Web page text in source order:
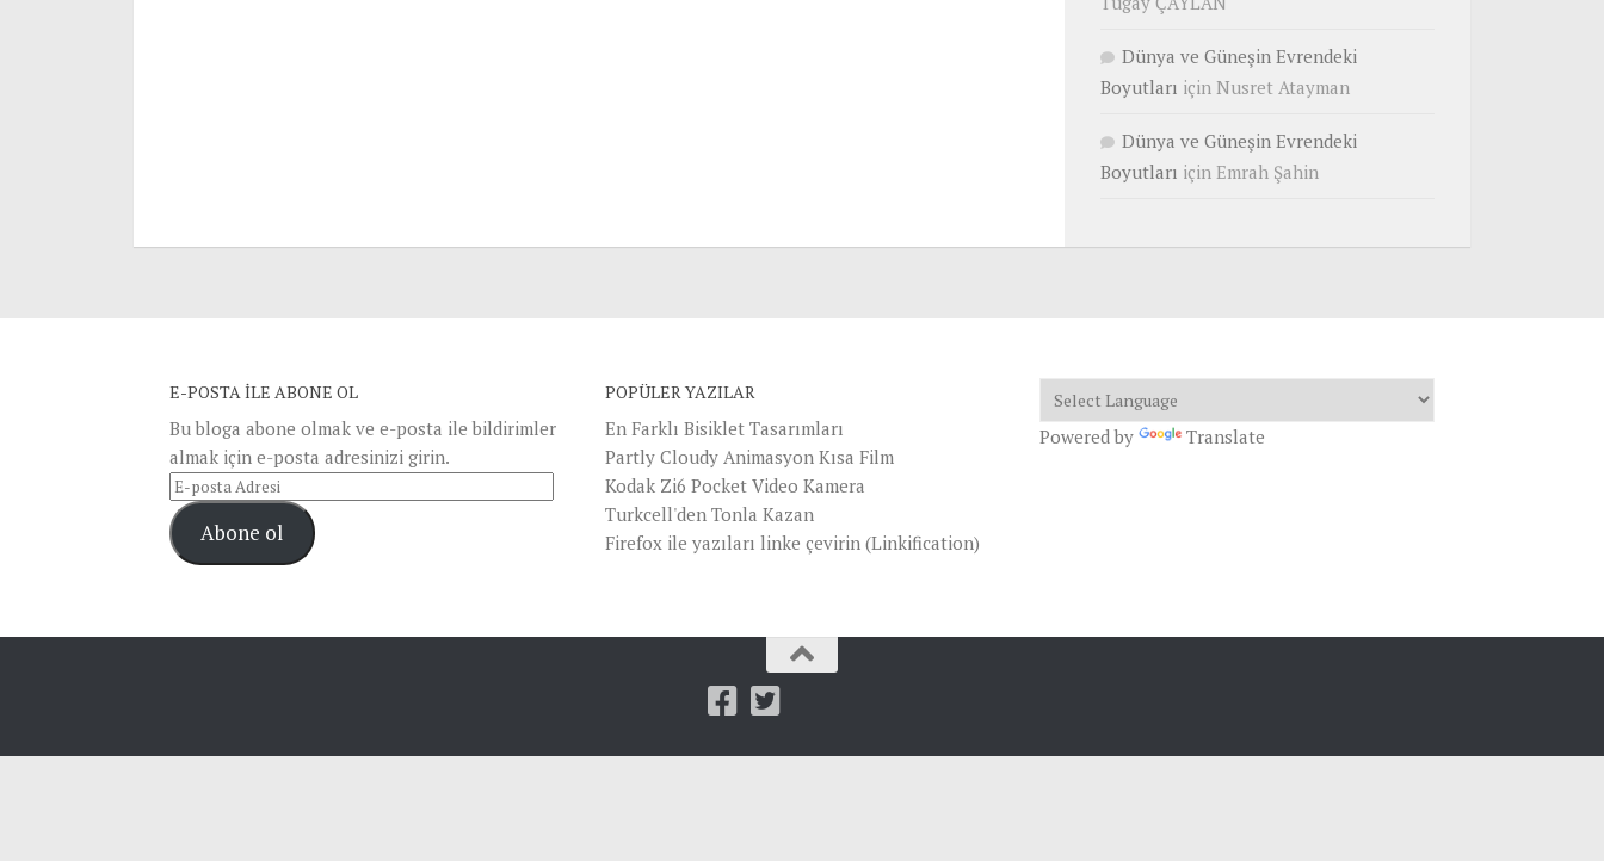
Dünya ve Güneşin Evrendeki
Boyutları için Nusret Atayman
Dünya ve Güneşin Evrendeki
Boyutları için Emrah Şahin
E-POSTA ILE ABONE OL
Bu bloga abone olmak ve e-posta ile bildirimler
almak için e-posta adresinizi girin.
E-
posta
AdresiAbone ol
POPÜLER YAZILAR
En Farklı Bisiklet Tasarımları
Partly Cloudy Animasyon Kısa Film
Kodak Zi6 Pocket Video Kamera
Turkcell'den Tonla Kazan
Firefox ile yazıları linke çevirin (Linkification)
Powered by Translate